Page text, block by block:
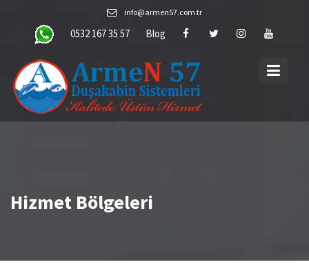
content
info@armen57.com.tr
0532 167 35 57 Blog
Hizmet Bölgeleri